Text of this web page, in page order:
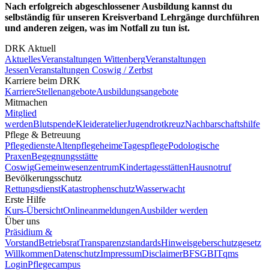
Nach erfolgreich abgeschlossener Ausbildung kannst du
selbständig für unseren Kreisverband Lehrgänge durchführen
und anderen zeigen, was im Notfall zu tun ist.
DRK Aktuell
AktuellesVeranstaltungen WittenbergVeranstaltungen
JessenVeranstaltungen Coswig / Zerbst
Karriere beim DRK
KarriereStellenangeboteAusbildungsangebote
Mitmachen
Mitglied
werdenBlutspendeKleideratelierJugendrotkreuzNachbarschaftshilfe
Pflege & Betreuung
PflegediensteAltenpflegeheimeTagespflegePodologische
PraxenBegegnungsstätte
CoswigGemeinwesenzentrumKindertagesstättenHausnotruf
Bevölkerungsschutz
RettungsdienstKatastrophenschutzWasserwacht
Erste Hilfe
Kurs-ÜbersichtOnlineanmeldungenAusbilder werden
Über uns
Präsidium &
VorstandBetriebsratTransparenzstandardsHinweisgeberschutzgesetz
WillkommenDatenschutzImpressumDisclaimerBFSGBITqms
LoginPflegecampus